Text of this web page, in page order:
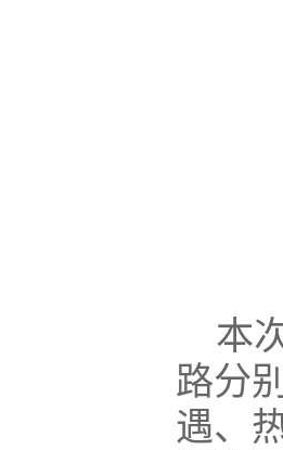
本
路分
遇、